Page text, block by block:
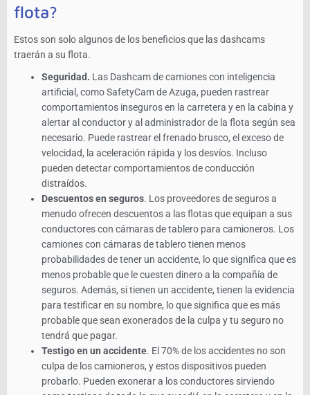
flota?
Estos son solo algunos de los beneficios que las dashcams
traerán a su flota.
Seguridad. Las Dashcam de camiones con inteligencia
artificial, como SafetyCam de Azuga, pueden rastrear
comportamientos inseguros en la carretera y en la cabina y
alertar al conductor y al administrador de la flota según sea
necesario. Puede rastrear el frenado brusco, el exceso de
velocidad, la aceleración rápida y los desvíos. Incluso
pueden detectar comportamientos de conducción
distraídos.
Descuentos en seguros. Los proveedores de seguros a
menudo ofrecen descuentos a las flotas que equipan a sus
conductores con cámaras de tablero para camioneros. Los
camiones con cámaras de tablero tienen menos
probabilidades de tener un accidente, lo que significa que es
menos probable que le cuesten dinero a la compañía de
seguros. Además, si tienen un accidente, tienen la evidencia
para testificar en su nombre, lo que significa que es más
probable que sean exonerados de la culpa y tu seguro no
tendrá que pagar.
Testigo en un accidente. El 70% de los accidentes no son
culpa de los camioneros, y estos dispositivos pueden
probarlo. Pueden exonerar a los conductores sirviendo